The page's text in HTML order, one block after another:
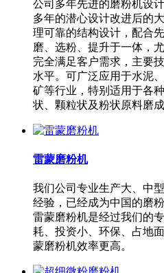
公司多年先进的磨粉机设
多年的潜心设计改进后的
理可靠的结构设计，配合
磨、选粉、提升于一体，
完全满足客户需求，主要
水平。可广泛应用于水泥
矿等行业，特别适用于各
状、颗粒状及粉状原料磨
雷蒙磨粉机
我们公司专业生产大、中
经验，已经成为中国的磨
雷蒙磨粉机是经过我们的
耗、投资小、环保、占地
蒙磨粉机效率更高。